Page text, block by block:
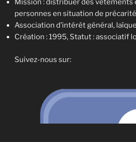
Mission : distribuer des vêtements
personnes en situation de précarité
Association d’intérêt général,
Création : 1995, Statut : associatif
Suivez-nous sur: